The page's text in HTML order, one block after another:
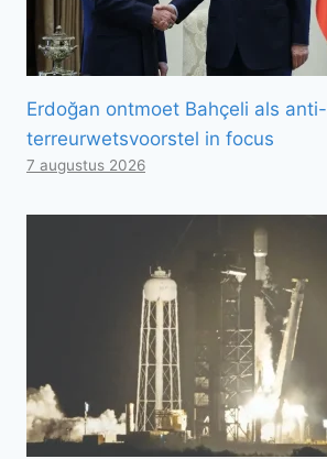
Erdoğan ontmoet Bahçeli als anti-
terreurwetsvoorstel in focus
7 augustus 2026